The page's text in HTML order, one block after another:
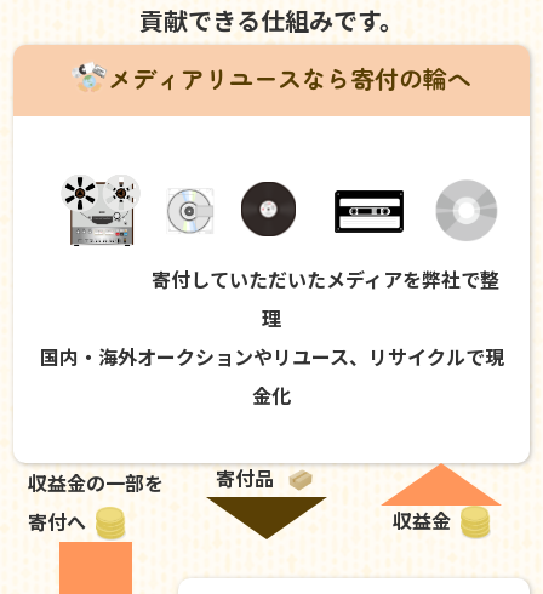
貢献できる仕組みです。
メディアリユースなら寄付の輪へ
寄付していただいたメディアを弊社で整
理
国内・海外オークションやリユース、リサイクルで現
金化
収益金の一部を
寄付へ
寄付品
収益金